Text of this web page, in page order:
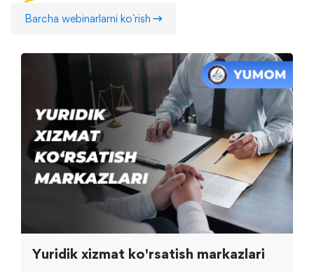
Barcha webinarlarni ko`rish
Yuridik xizmat ko'rsatish markazlari